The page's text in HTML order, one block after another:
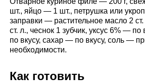
шт., яйцо — 1 шт., петрушка или
заправки — растительное масло 2
ст. л., чеснок 1 зубчик, уксус 6% —
по вкусу, сахар — по вкусу, соль —
необходимости.
Как готовить